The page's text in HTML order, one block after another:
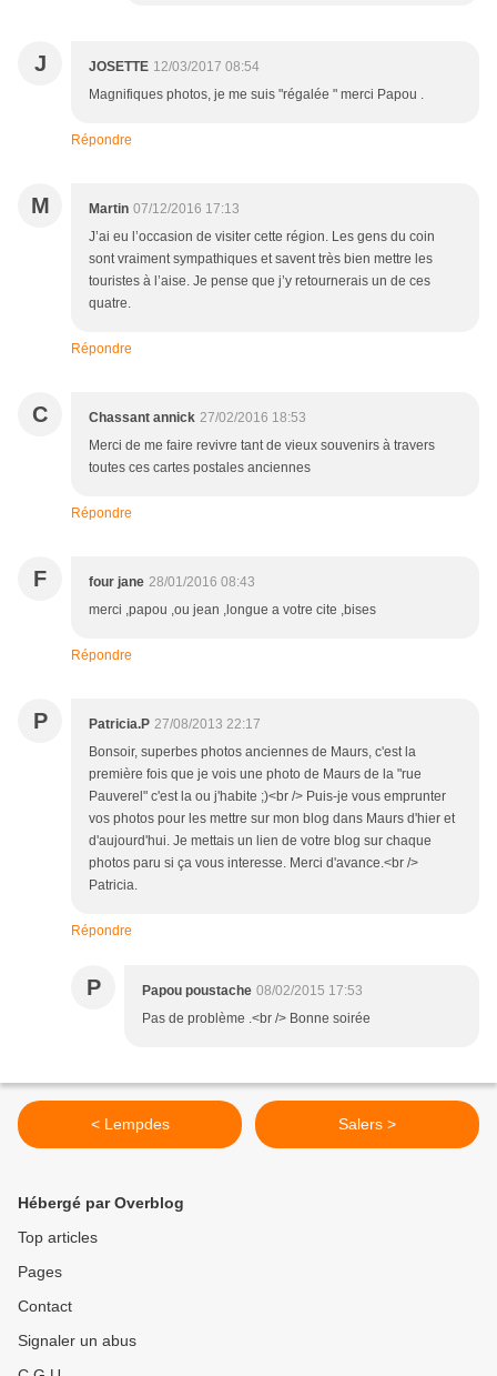
J JOSETTE 12/03/2017 08:54
Magnifiques photos, je me suis "régalée " merci Papou .
Répondre
M Martin 07/12/2016 17:13
J’ai eu l’occasion de visiter cette région. Les gens du coin
sont vraiment sympathiques et savent très bien mettre les
touristes à l’aise. Je pense que j’y retournerais un de ces
quatre.
Répondre
C Chassant annick 27/02/2016 18:53
Merci de me faire revivre tant de vieux souvenirs à travers
toutes ces cartes postales anciennes
Répondre
F four jane 28/01/2016 08:43
merci ,papou ,ou jean ,longue a votre cite ,bises
Répondre
P Patricia.P 27/08/2013 22:17
Bonsoir, superbes photos anciennes de Maurs, c'est la
première fois que je vois une photo de Maurs de la "rue
Pauverel" c'est la ou j'habite ;)<br /> Puis-je vous emprunter
vos photos pour les mettre sur mon blog dans Maurs d'hier et
d'aujourd'hui. Je mettais un lien de votre blog sur chaque
photos paru si ça vous interesse. Merci d'avance.<br />
Patricia.
Répondre
P Papou poustache 08/02/2015 17:53
Pas de problème .<br /> Bonne soirée
< Lempdes Salers >
Hébergé par Overblog
Top articles
Pages
Contact
Signaler un abus